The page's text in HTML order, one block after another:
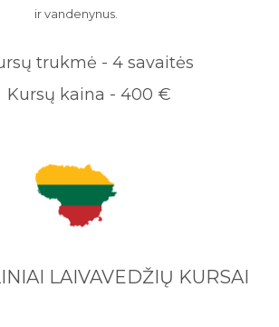
ir vandenynus.
trukmė - 4 savaitės
Kursų kaina - 400 €
LAIVAVEDŽIŲ KURSAI